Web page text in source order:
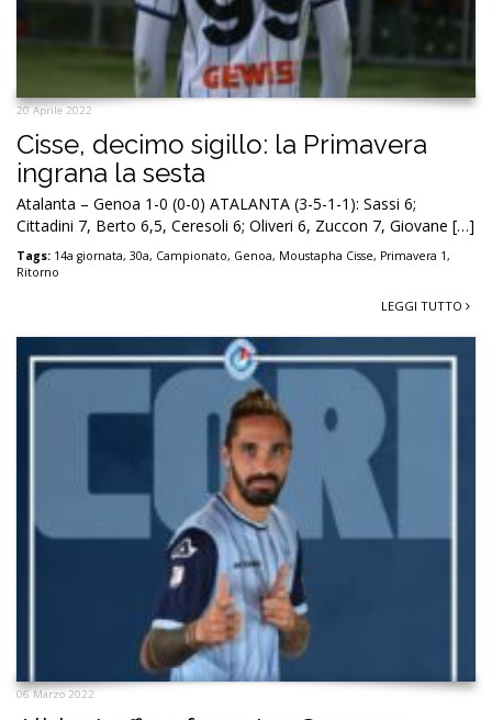
20 Aprile 2022
Cisse, decimo sigillo: la Primavera
ingrana la sesta
Atalanta – Genoa 1-0 (0-0) ATALANTA (3-5-1-1): Sassi 6;
Cittadini 7, Berto 6,5, Ceresoli 6; Oliveri 6, Zuccon 7, Giovane […]
Tags: 14a giornata, 30a, Campionato, Genoa, Moustapha Cisse, Primavera 1,
Ritorno
LEGGI TUTTO
06 Marzo 2022